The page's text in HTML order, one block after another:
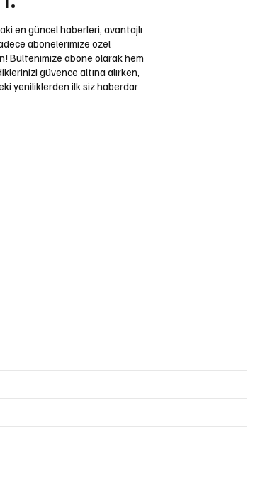
en güncel haberleri, avantajlı
abonelerimize özel
Bültenimize abone olarak hem
güvence altına alırken,
yeniliklerden ilk siz haberdar